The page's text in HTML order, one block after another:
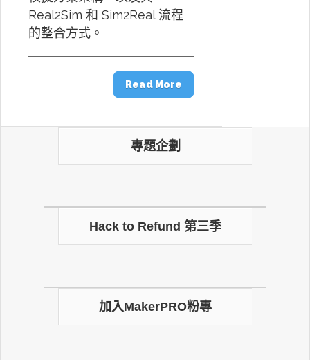
Real2Sim 和 Sim2Real 流程
的整合方式。
Read More
專題企劃
Hack to Refund 第三季
加入MakerPRO粉專